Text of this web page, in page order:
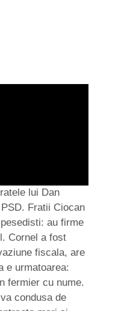
lui Dan
Fratii Ciocan
au firme
Cornel a fost
fiscala, are
e urmatoarea:
fermier cu nume.
condusa de